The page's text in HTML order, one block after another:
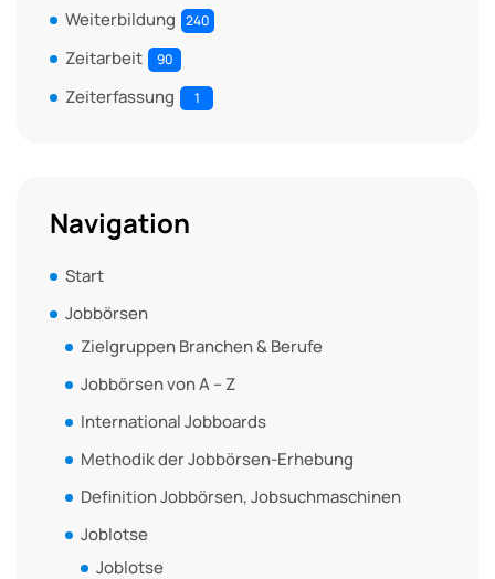
Weiterbildung 240
Zeitarbeit 90
Zeiterfassung 1
Navigation
Start
Jobbörsen
Zielgruppen Branchen & Berufe
Jobbörsen von A – Z
International Jobboards
Methodik der Jobbörsen-Erhebung
Definition Jobbörsen, Jobsuchmaschinen
Joblotse
Joblotse